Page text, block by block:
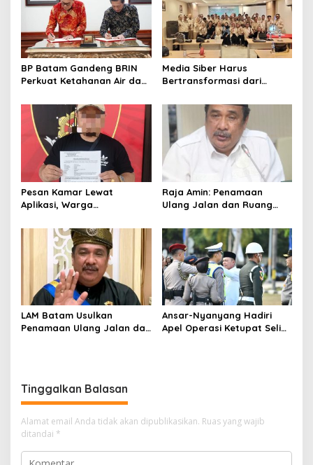
BP Batam Gandeng BRIN
Perkuat Ketahanan Air dan
Media Siber Harus
Bertransformasi dari
Pesan Kamar Lewat
Aplikasi, Warga
Korban Penipuan di Batam
Raja Amin: Penamaan
Ulang Jalan dan Ruang
Kebijakan Resmi LAM
LAM Batam Usulkan
Penamaan Ulang Jalan dan
Ansar-Nyanyang Hadiri
Apel Operasi Ketupat Seligi
Tinggalkan Balasan
Alamat email Anda tidak akan dipublikasikan. Ruas yang wajib
ditandai *